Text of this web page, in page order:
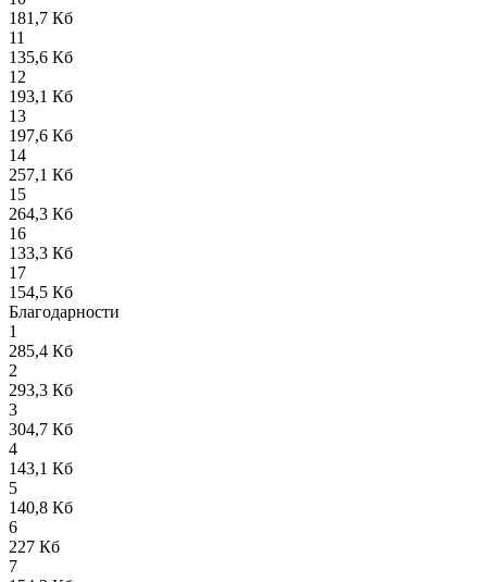
181,7 Кб
11
135,6 Кб
12
193,1 Кб
13
197,6 Кб
14
257,1 Кб
15
264,3 Кб
16
133,3 Кб
17
154,5 Кб
Благодарности
1
285,4 Кб
2
293,3 Кб
3
304,7 Кб
4
143,1 Кб
5
140,8 Кб
6
227 Кб
7